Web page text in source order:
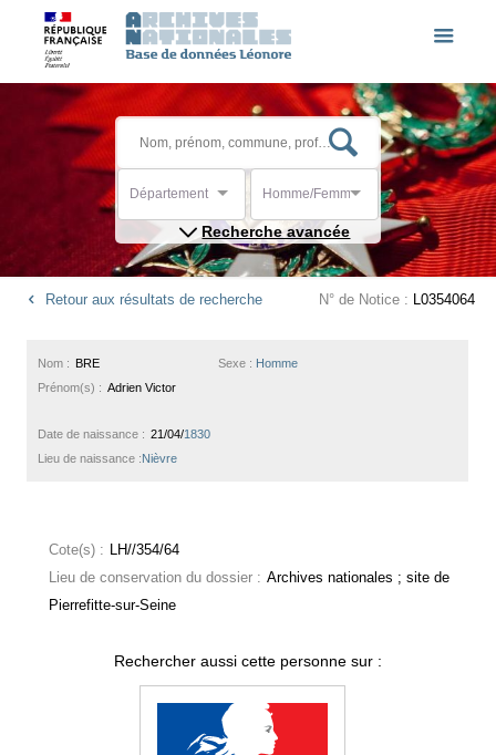
Département Homme/Femme
Recherche avancée
Retour aux résultats de recherche N° de Notice : L0354064
Sexe : Homme
Nom : BRE
Prénom(s) : Adrien Victor
Date de naissance : 21/04/1830
Lieu de naissance :Nièvre
Cote(s) : LH//354/64
Lieu de conservation du dossier : Archives nationales ; site de
Pierrefitte-sur-Seine
Rechercher aussi cette personne sur :